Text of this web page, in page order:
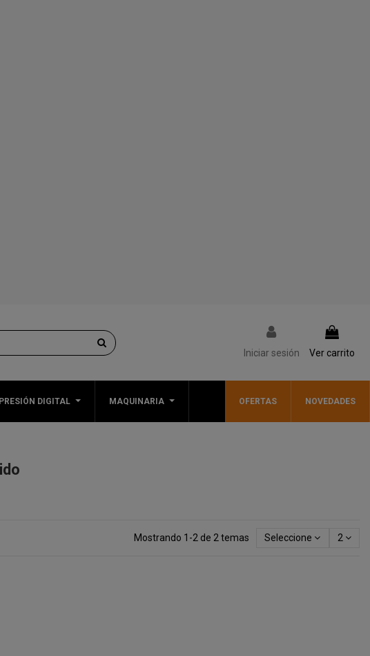
Iniciar sesión Ver carrito
DIGITAL MAQUINARIA OFERTAS NOVEDADES
Mostrando 1-2 de 2 temas Seleccione 2